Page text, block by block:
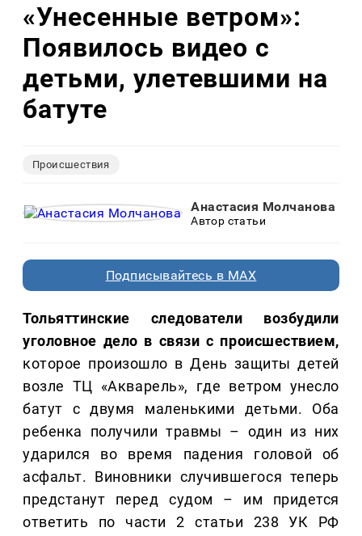
«Унесенные ветром»:
Появилось видео с
детьми, улетевшими на
батуте
Происшествия
Анастасия Молчанова
Автор статьи
Подписывайтесь в MAX
Тольяттинские следователи возбудили
уголовное дело в связи с происшествием,
которое произошло в День защиты детей
возле ТЦ «Акварель», где ветром унесло
батут с двумя маленькими детьми. Оба
ребенка получили травмы – один из них
ударился во время падения головой об
асфальт. Виновники случившегося теперь
предстанут перед судом – им придется
ответить по части 2 статьи 238 УК РФ